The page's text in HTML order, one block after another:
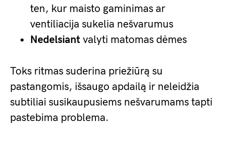
ten, kur maisto gaminimas ar
ventiliacija sukelia nešvarumus
Nedelsiant valyti matomas dėmes
Toks ritmas suderina priežiūrą su
pastangomis, išsaugo apdailą ir neleidžia
subtiliai susikaupusiems nešvarumams tapti
pastebima problema.